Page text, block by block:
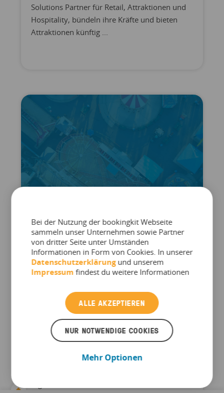
Solutions Partner für Retail, Attraktionen und
Hospitality, bündeln ihre Kräfte und bieten
Attraktionen künftig ...
BRANCHE & TRENDS
bookingkit Freizeitmarkt Index
– Q2 2026
Stärkstes zweites Quartal aller Zeiten: Europas
Freizeitmarkt geht mit Rekordumsatz,
zurückkehrender Nachfrage und wieder
steigenden Preisen in die Hauptsaison
Buchungs- und Umsatzdaten von Tausenden
Bei der Nutzung der bookingkit Webseite
sammeln unser Unternehmen sowie Partner
von dritter Seite unter Umständen
Informationen in Form von Cookies. In unserer
Datenschutzerklärungund unserem
Impressum findest du weitere Informationen
ALLE AKZEPTIEREN
NUR NOTWENDIGE COOKIES
Mehr Optionen